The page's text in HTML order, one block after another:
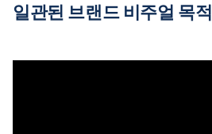
일관된 브랜드 비주얼 목적